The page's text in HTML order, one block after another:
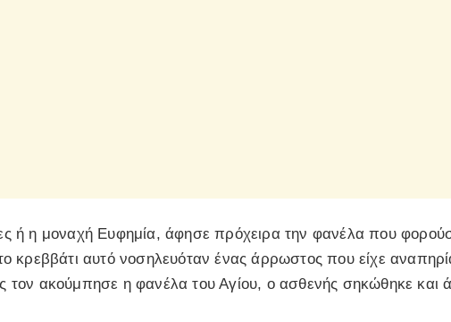
ή η μοναχή Ευφημία, άφησε πρόχειρα την φανέλα που
κρεββάτι αυτό νοσηλευόταν ένας άρρωστος που είχε
τον ακούμπησε η φανέλα του Αγίου, ο ασθενής σηκώθηκε και